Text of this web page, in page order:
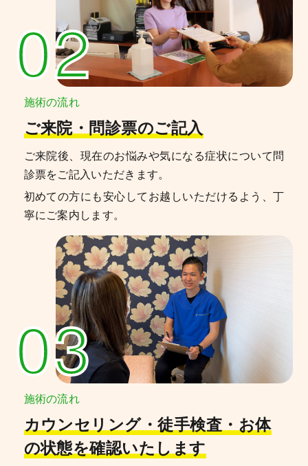
02
施術の流れ
ご来院・問診票のご記入
ご来院後、現在のお悩みや気になる症状について問
診票をご記入いただきます。
初めての方にも安心してお越しいただけるよう、丁
寧にご案内します。
03
施術の流れ
カウンセリング・徒手検査・お体
の状態を確認いたします